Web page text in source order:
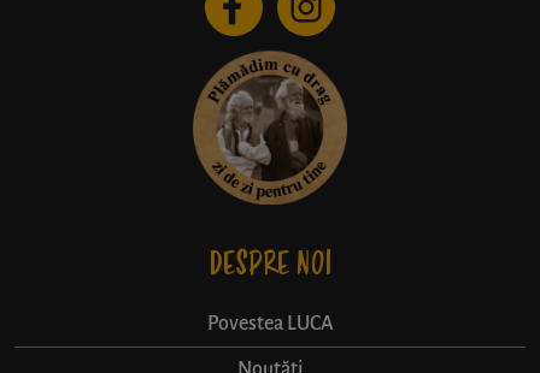
DESPRE NOI
Povestea LUCA